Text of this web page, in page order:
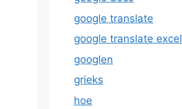
google translate
google translate excel
googlen
grieks
hoe